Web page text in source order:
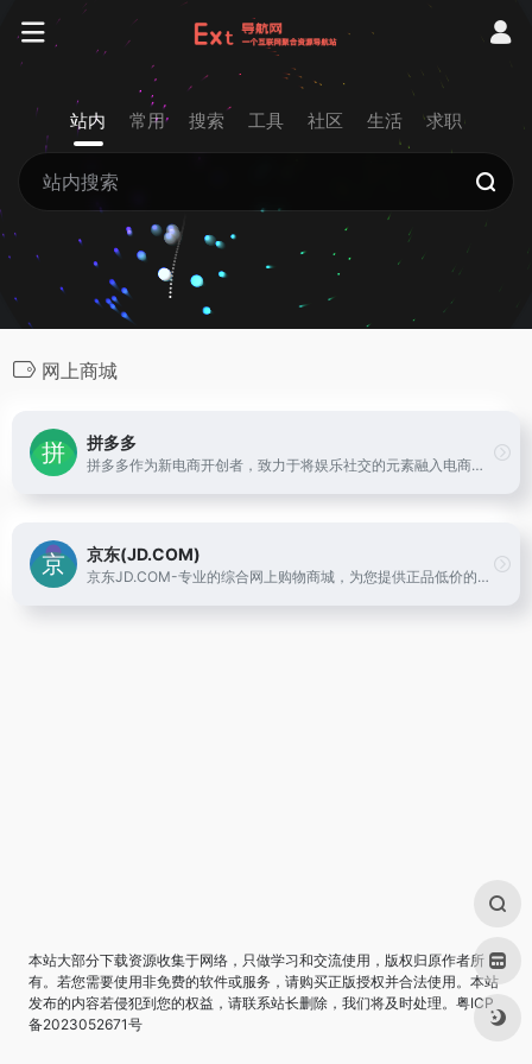
站内 常用 搜索 工具 社区 生活 求职
网上商城
拼多多
拼多多作为新电商开创者，致力于将娱乐社交的元素融入电商运营中，通过“社交+电商”的模式，让更多的用户带着乐趣分享实惠，享受全新的共享式购物体验。
京东(JD.COM)
京东JD.COM-专业的综合网上购物商城，为您提供正品低价的购物选择、优质便捷的服务体验。商品来自全球数十万品牌商家，囊括家电、手机、电脑、服装、居家、母婴、美妆、个护、食品、生鲜等丰富品类，满足各种购物需求。
本站大部分下载资源收集于网络，只做学习和交流使用，版权归原作者所
有。若您需要使用非免费的软件或服务，请购买正版授权并合法使用。本站
发布的内容若侵犯到您的权益，请联系站长删除，我们将及时处理。 粤ICP
备2023052671号